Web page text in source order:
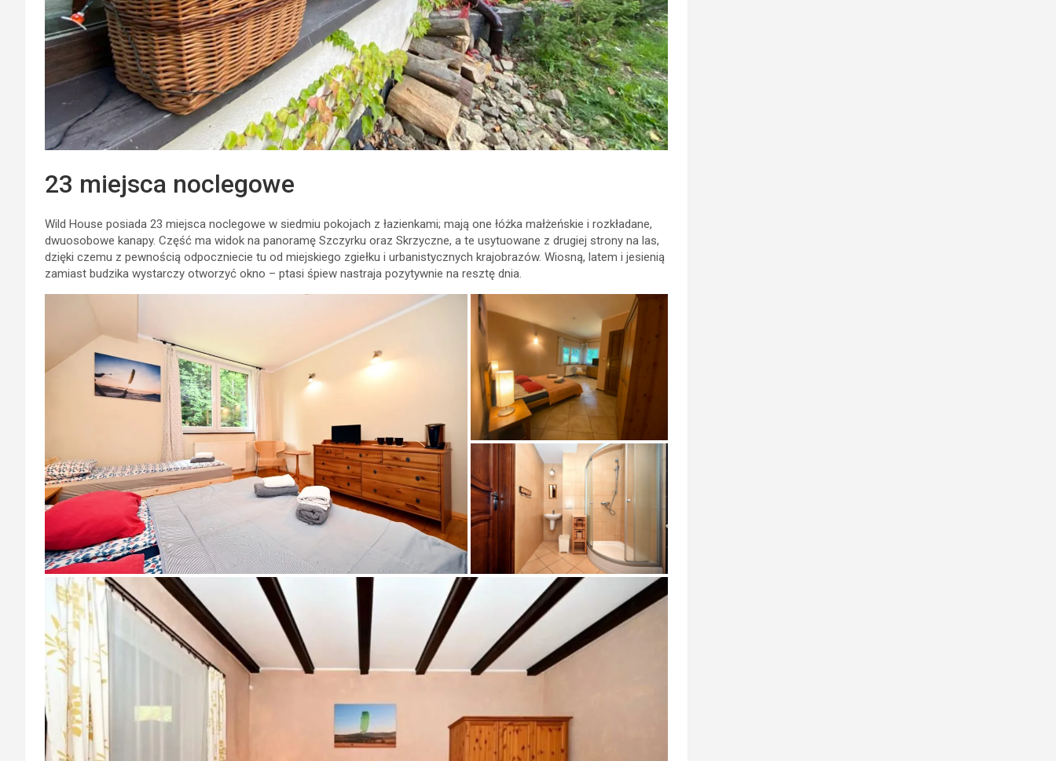
23 miejsca noclegowe
Wild House posiada 23 miejsca noclegowe w siedmiu pokojach z łazienkami; mają one łóżka małżeńskie i rozkładane,
dwuosobowe kanapy. Część ma widok na panoramę Szczyrku oraz Skrzyczne, a te usytuowane z drugiej strony na las,
dzięki czemu z pewnością odpoczniecie tu od miejskiego zgiełku i urbanistycznych krajobrazów. Wiosną, latem i jesienią
zamiast budzika wystarczy otworzyć okno – ptasi śpiew nastraja pozytywnie na resztę dnia.